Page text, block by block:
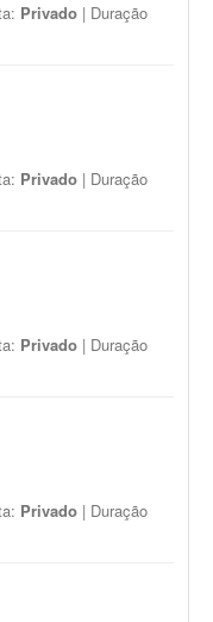
Privado | Duração
Privado | Duração
Privado | Duração
Privado | Duração